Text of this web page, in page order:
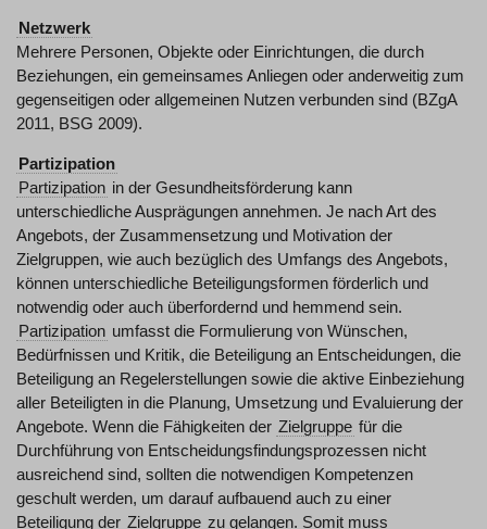
Netzwerk
Mehrere Personen, Objekte oder Einrichtungen, die durch
Beziehungen, ein gemeinsames Anliegen oder anderweitig zum
gegenseitigen oder allgemeinen Nutzen verbunden sind (BZgA
2011, BSG 2009).
Partizipation
Partizipation in der Gesundheitsförderung kann
unterschiedliche Ausprägungen annehmen. Je nach Art des
Angebots, der Zusammensetzung und Motivation der
Zielgruppen, wie auch bezüglich des Umfangs des Angebots,
können unterschiedliche Beteiligungsformen förderlich und
notwendig oder auch überfordernd und hemmend sein.
Partizipation umfasst die Formulierung von Wünschen,
Bedürfnissen und Kritik, die Beteiligung an Entscheidungen, die
Beteiligung an Regelerstellungen sowie die aktive Einbeziehung
aller Beteiligten in die Planung, Umsetzung und Evaluierung der
Angebote. Wenn die Fähigkeiten der Zielgruppe für die
Durchführung von Entscheidungsfindungsprozessen nicht
ausreichend sind, sollten die notwendigen Kompetenzen
geschult werden, um darauf aufbauend auch zu einer
Beteiligung der Zielgruppe zu gelangen. Somit muss